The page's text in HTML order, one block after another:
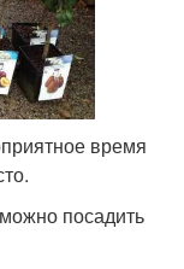
время
посадить